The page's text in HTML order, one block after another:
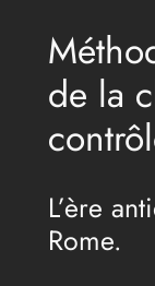
de la
L’ère
Rome.